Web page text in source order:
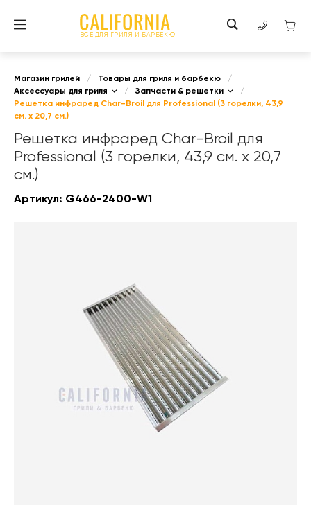
ВСЕ ДЛЯ ГРИЛЯ И БАРБЕКЮ
Магазин грилей / Товары для гриля и барбекю
/
Аксессуары для гриля
/ Запчасти & решетки
/
Решетка инфраред Char-Broil для Professional (3 горелки, 43,9
см. х 20,7 см.)
Решетка инфраред Char-Broil для
Professional (3 горелки, 43,9 см. х 20,7
см.)
Артикул: G466-2400-W1